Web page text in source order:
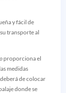
y fácil de
transporte al
proporciona el
medidas
de colocar
donde se